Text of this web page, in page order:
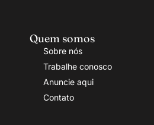
Quem somos
Sobre nós
Trabalhe conosco
Anuncie aqui
Contato